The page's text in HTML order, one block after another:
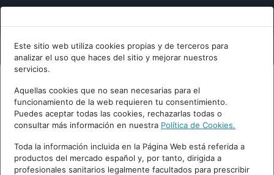
Este sitio web utiliza cookies propias y de terceros para
analizar el uso que haces del sitio y mejorar nuestros
servicios.
Aquellas cookies que no sean necesarias para el
funcionamiento de la web requieren tu consentimiento.
Puedes aceptar todas las cookies, rechazarlas todas o
consultar más información en nuestra Política de Cookies.
Toda la información incluida en la Página Web está referida a
productos del mercado español y, por tanto, dirigida a
profesionales sanitarios legalmente facultados para prescribir